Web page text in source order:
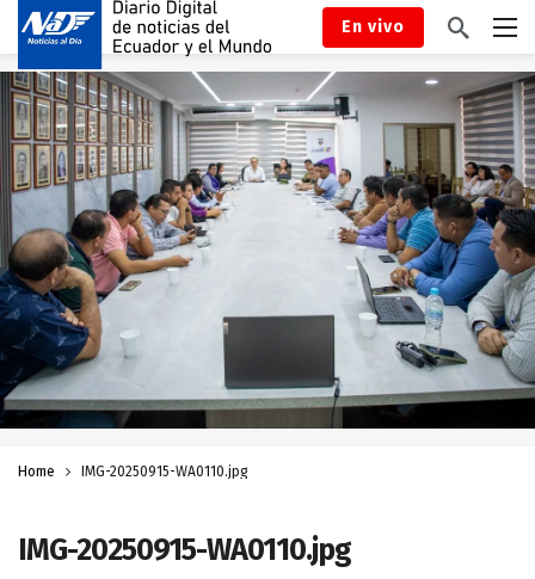
En vivo
Home IMG-20250915-WA0110.jpg
IMG-20250915-WA0110.jpg